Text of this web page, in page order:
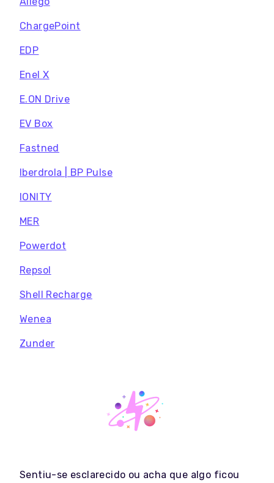
ChargePoint
EDP
Enel X
E.ON Drive
EV Box
Fastned
Iberdrola | BP Pulse
IONITY
MER
Powerdot
Repsol
Shell Recharge
Wenea
Zunder
Sentiu-se esclarecido ou acha que algo ficou